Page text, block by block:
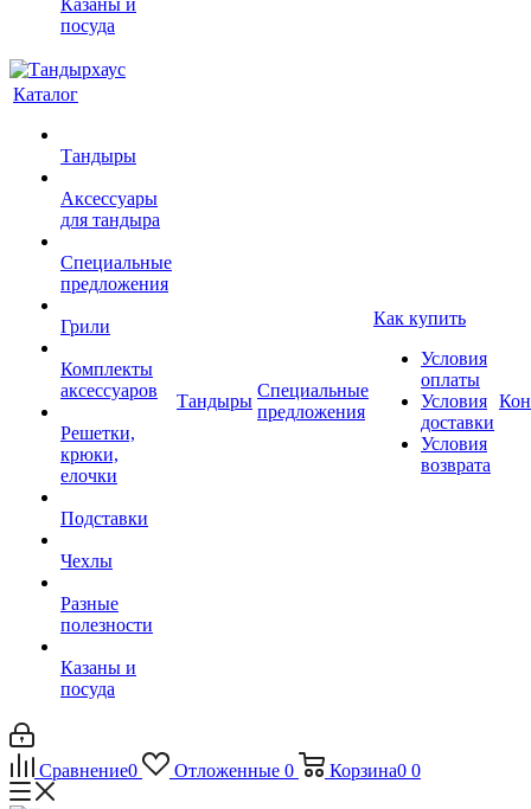
Казаны и
посуда
Каталог
Тандыры
Аксессуары
для тандыра
Специальные
предложения
Грили
Комплекты
аксессуаров
Решетки,
крюки,
елочки
Подставки
Чехлы
Разные
полезности
Казаны и
посуда
Тандыры
Специальные
предложения
Как купить
Условия
оплаты
Условия
доставки
Условия
возврата
Сравнение0 Отложенные 0 Корзина0 0